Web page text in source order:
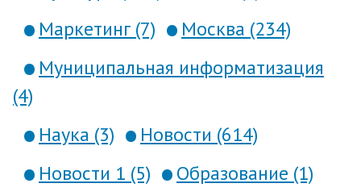
Маркетинг (7)
Москва (234)
Муниципальная информатизация
(4)
Наука (3)
Новости (614)
Новости 1 (5)
Образование (1)